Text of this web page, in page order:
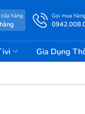
hàng Gọi mua hàng
Gia Dụng